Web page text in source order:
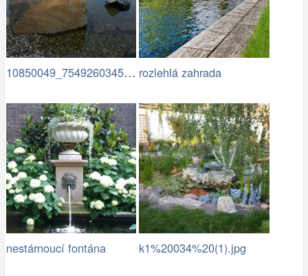
10850049_754926034583472… rozlehlá zahrada
nestárnoucí fontána k1%20034%20(1).jpg